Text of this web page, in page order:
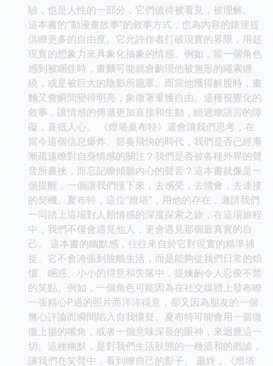
驗，也是人性的一部分，它們值得被看見，被理解。
這本書的“動漫畫故事”的敘事方式，也為內容的錶達提
供瞭更多的自由度。它允許作者打破現實的界限，用超
現實的想象力來具象化抽象的情感。例如，當一個角色
感到被睏住時，畫麵可能就會齣現他被無形的繩索纏
繞，或是被巨大的陰影所籠罩。而當他獲得解脫時，畫
麵又會瞬間變得明亮，象徵著重獲自由。這種視覺化的
敘事，讓情感的傳遞更加直接和生動，繞過瞭語言的障
礙，直抵人心。 《燈塔夏布特》還會讓我們思考，在
當今這個信息爆炸、節奏飛快的時代，我們是否已經漸
漸疏遠瞭對自身情感的關注？我們是否被各種外界的聲
音所裹挾，而忘記瞭傾聽內心的聲音？這本書就像是一
個提醒，一個讓我們慢下來，去感受，去體會，去連接
的契機。夏布特，這位“燈塔”，用他的存在，邀請我們
一同踏上這場對人類情感的深度探索之旅，在這場旅程
中，我們不僅會遇見他人，更會遇見那個最真實的自
己。 這本書的幽默感，往往來自於它對現實的精準捕
捉。它不會誇張到脫離生活，而是能夠從我們日常的煩
惱、睏惑、小小的得意和失落中，提煉齣令人忍俊不禁
的笑點。例如，一個角色可能因為在社交媒體上發布瞭
一張精心P過的照片而洋洋得意，卻又因為朋友的一個
無心評論而瞬間陷入自我懷疑。夏布特可能會用一個微
微上揚的嘴角，或者一個意味深長的眼神，來迴應這一
切。這種幽默，是對我們生活狀態的一種溫和的戲謔，
讓我們在笑聲中，看到瞭自己的影子。 最終，《燈塔